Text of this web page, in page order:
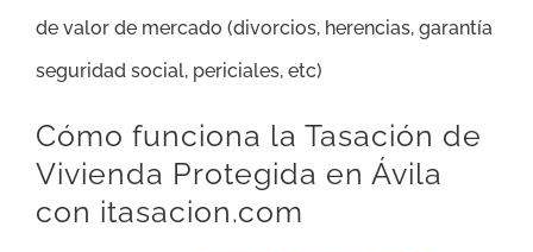
de valor de mercado (divorcios, herencias, garantía
seguridad social, periciales, etc)
Cómo funciona la Tasación de
Vivienda Protegida en Ávila
con itasacion.com